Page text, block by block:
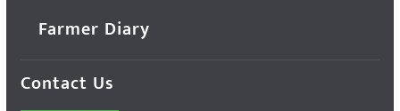
Farmer Diary
Contact Us